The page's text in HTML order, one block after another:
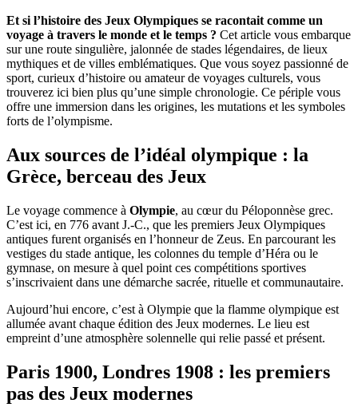
Et si l’histoire des Jeux Olympiques se racontait comme un
voyage à travers le monde et le temps ? Cet article vous embarque
sur une route singulière, jalonnée de stades légendaires, de lieux
mythiques et de villes emblématiques. Que vous soyez passionné de
sport, curieux d’histoire ou amateur de voyages culturels, vous
trouverez ici bien plus qu’une simple chronologie. Ce périple vous
offre une immersion dans les origines, les mutations et les symboles
forts de l’olympisme.
Aux sources de l’idéal olympique : la
Grèce, berceau des Jeux
Le voyage commence à Olympie, au cœur du Péloponnèse grec.
C’est ici, en 776 avant J.-C., que les premiers Jeux Olympiques
antiques furent organisés en l’honneur de Zeus. En parcourant les
vestiges du stade antique, les colonnes du temple d’Héra ou le
gymnase, on mesure à quel point ces compétitions sportives
s’inscrivaient dans une démarche sacrée, rituelle et communautaire.
Aujourd’hui encore, c’est à Olympie que la flamme olympique est
allumée avant chaque édition des Jeux modernes. Le lieu est
empreint d’une atmosphère solennelle qui relie passé et présent.
Paris 1900, Londres 1908 : les premiers
pas des Jeux modernes